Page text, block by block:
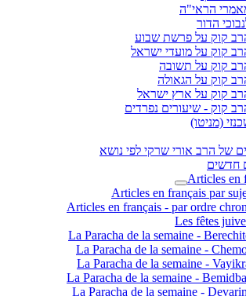
הראי"ה
הדור
קוק על פרשת שבוע
קוק על מועדי ישראל
קוק על תשובה
קוק על הגאולה
קוק על ארץ ישראל
קוק - שיעורים נפרדים
(מניטו)
של הרב אורי שרקי לפי נושא
חדשים
Articles en
Articles en français par
Les fêtes
La Paracha de la semaine -
La Paracha de la semaine -
La Paracha de la semaine -
La Paracha de la semaine -
La Paracha de la semaine -